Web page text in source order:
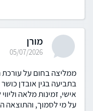
מורן
05/07/2026
ממליצה בחום על עורכת
בתביעה בגין אובדן
אישי, זמינות מלאה
על מי לסמוך, והתוצאה